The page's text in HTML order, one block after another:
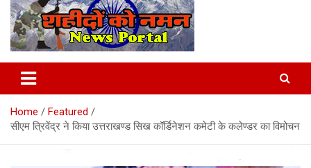
Latest News Today, Breaking
News, Uttarakhand News in
Hindi
Home
Featured
सीएम त्रिवेंद्र ने किया उत्तराखण्ड सिख कॉर्डिनेशन कमेटी के कलेण्डर का विमोचन